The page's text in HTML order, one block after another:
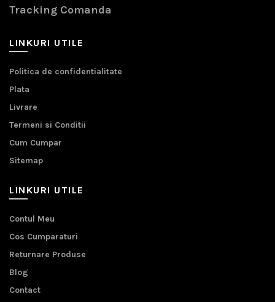
Tracking Comanda
LINKURI UTILE
Politica de confidentialitate
Plata
Livrare
Termeni si Conditii
Cum Cumpar
Sitemap
LINKURI UTILE
Contul Meu
Cos Cumparaturi
Returnare Produse
Blog
Contact